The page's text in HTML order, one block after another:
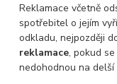
Reklamace včetně
spotřebitel o jejím
odkladu, nejpozději
reklamace, pokud
nedohodnou na delší